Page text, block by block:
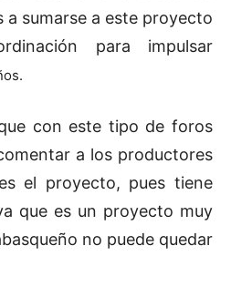
sumarse a este proyecto
para impulsar
con este tipo de foros
a los productores
el proyecto, pues tiene
que es un proyecto muy
no puede quedar